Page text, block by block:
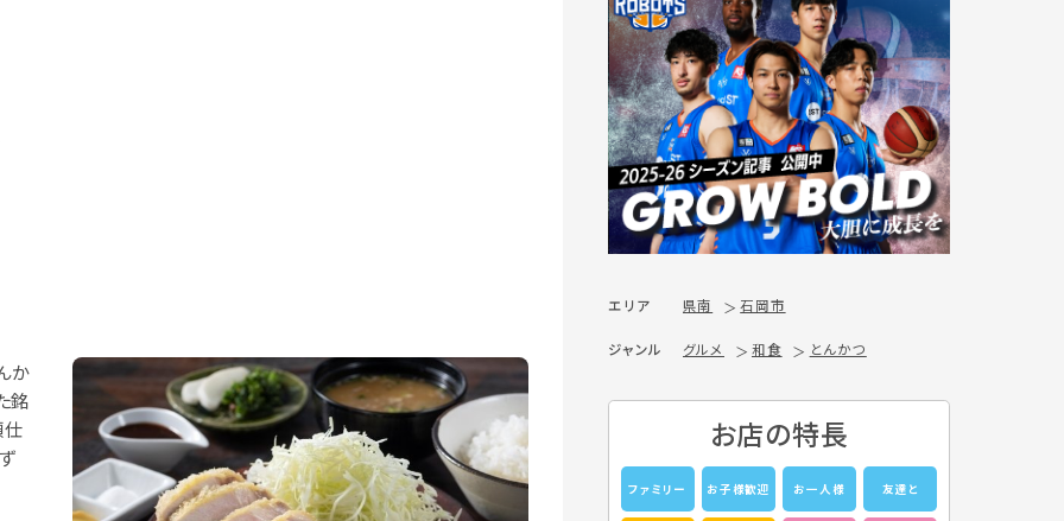
か
銘
仕
エリア 県南 石岡市
ジャンル グルメ 和食 とんかつ
お店の特長
ファミリー お子様歓迎 お一人様 友達と